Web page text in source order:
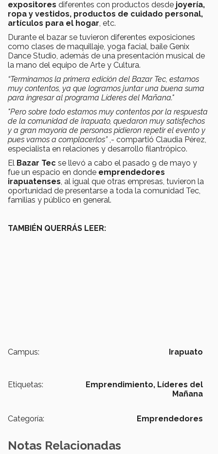
expositores diferentes con productos desde joyería,
ropa y vestidos, productos de cuidado personal,
artículos para el hogar , etc.
Durante el bazar se tuvieron diferentes exposiciones
como clases de maquillaje, yoga facial, baile Genix
Dance Studio, además de una presentación musical de
la mano del equipo de Arte y Cultura.
“Terminamos la primera edición del Bazar Tec, estamos
muy contentos, ya que logramos juntar una buena suma
para ingresar al programa Líderes del Mañana."
"Pero sobre todo estamos muy contentos por la respuesta
de la comunidad de Irapuato, quedaron muy satisfechos
y a gran mayoría de personas pidieron repetir el evento y
pues vamos a complacerlos”,- compartió Claudia Pérez,
especialista en relaciones y desarrollo filantrópico.
El Bazar Tec se llevó a cabo el pasado 9 de mayo y
fue un espacio en donde emprendedores
irapuatenses , al igual que otras empresas, tuvieron la
oportunidad de presentarse a toda la comunidad Tec,
familias y público en general.
TAMBIÉN QUERRÁS LEER:
Campus: Irapuato
Etiquetas: Emprendimiento, Líderes del
Mañana
Categoría: Emprendedores
Notas Relacionadas